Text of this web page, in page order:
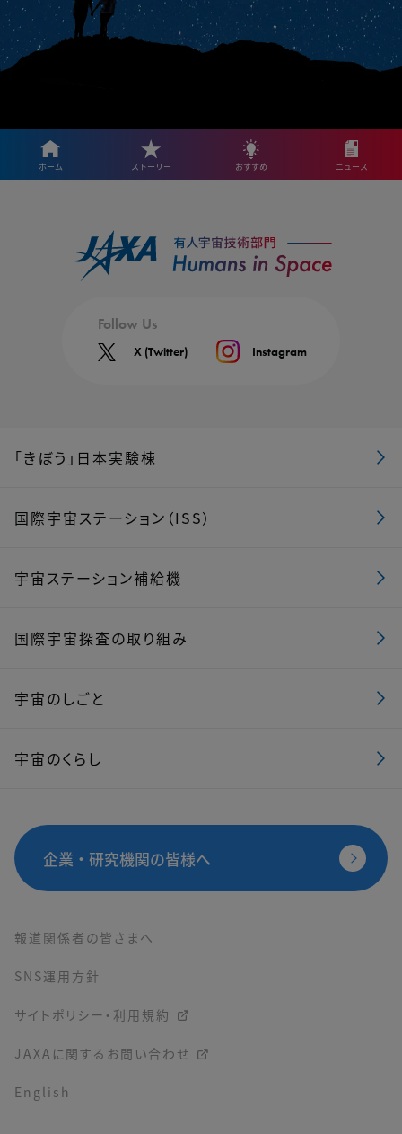
ホーム ストーリー おすすめ ニュース
Follow Us
X (Twitter) Instagram
「きぼう」日本実験棟
国際宇宙ステーション（ISS）
宇宙ステーション補給機
国際宇宙探査の取り組み
宇宙のしごと
宇宙のくらし
企業・研究機関の皆様へ
報道関係者の皆さまへ
SNS運用方針
サイトポリシー・利用規約
JAXAに関するお問い合わせ
English